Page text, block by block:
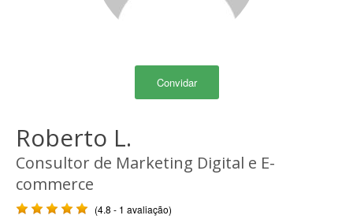
Convidar
Roberto L.
Consultor de Marketing Digital e E-
commerce
(4.8 - 1 avaliação)